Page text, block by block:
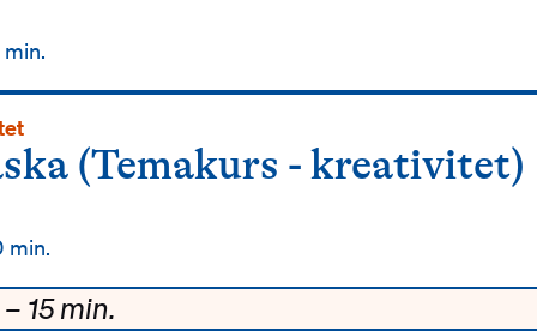
min.
(Temakurs - kreativitet)
min.
15 min.